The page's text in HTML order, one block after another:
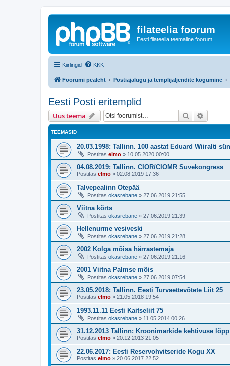
filateelia foorum
Eesti filateelia teemaline foorum
Kiirlingid KKK
Foorumi pealeht Postiajalugu ja templijäljendite kogumine
Eesti Posti eritemplid
Uus teema Otsi
TEEMASID
20.03.1998: Tallinn. 100 aastat Eduard Wiiralti
Postitas elmo » 10.05.2020 00:00
04.08.2019: Tallinn. CIOR/CIOMR Suvekongress
Postitas elmo » 02.08.2019 17:36
Talvepealinn Otepää
Postitas okasrebane » 27.06.2019 21:55
Viitna kõrts
Postitas okasrebane » 27.06.2019 21:39
Hellenurme vesiveski
Postitas okasrebane » 27.06.2019 21:28
2002 Kolga mõisa härrastemaja
Postitas okasrebane » 27.06.2019 21:16
2001 Viitna Palmse mõis
Postitas okasrebane » 27.06.2019 07:54
23.05.2018: Tallinn. Eesti Turvaettevõtete Liit 25
Postitas elmo » 21.05.2018 19:54
1993.11.11 Eesti Kaitseliit 75
Postitas okasrebane » 11.05.2014 00:26
31.12.2013 Tallinn: Kroonimarkide kehtivuse lõpp
Postitas elmo » 20.12.2013 21:05
22.06.2017: Eesti Reservohvitseride Kogu XX
Postitas elmo » 20.06.2017 22:52